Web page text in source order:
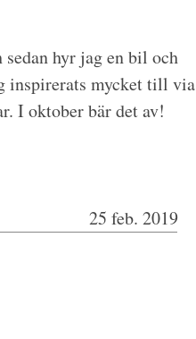
hyr jag en bil och
inspirerats mycket till via
I oktober bär det av!
25 feb. 2019